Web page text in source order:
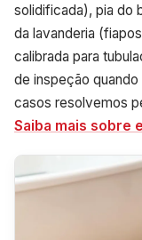
solidificada), pia do
da lavanderia
calibrada para
de inspeção
casos resolvemos
Saiba mais sobre